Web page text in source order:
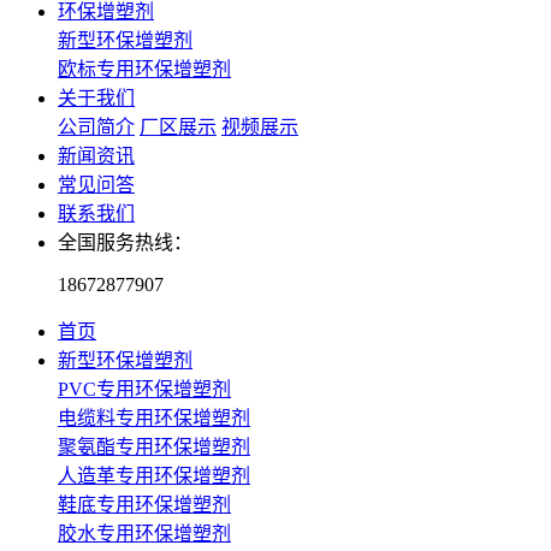
环保增塑剂
新型环保增塑剂
欧标专用环保增塑剂
关于我们
公司简介 厂区展示 视频展示
新闻资讯
常见问答
联系我们
全国服务热线：
18672877907
首页
新型环保增塑剂
PVC专用环保增塑剂
电缆料专用环保增塑剂
聚氨酯专用环保增塑剂
人造革专用环保增塑剂
鞋底专用环保增塑剂
胶水专用环保增塑剂